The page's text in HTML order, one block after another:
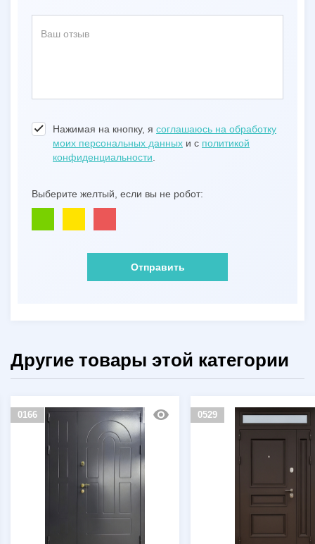
Нажимая на кнопку, я соглашаюсь на обработку
моих персональных данных и с политикой
конфиденциальности
Выберите желтый, если вы не робот:
Отправить
Другие товары этой категории
0529 0521